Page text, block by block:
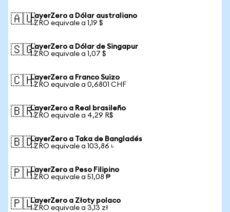
🇦🇺LayerZero a Dólar australiano
1 ZRO equivale a 1,19 $
🇸🇬LayerZero a Dólar de Singapur
1 ZRO equivale a 1,07 $
🇨🇭LayerZero a Franco Suizo
1 ZRO equivale a 0,6801 CHF
🇧🇷LayerZero a Real brasileño
1 ZRO equivale a 4,29 R$
🇧🇩LayerZero a Taka de Bangladés
1 ZRO equivale a 103,86 ৳
🇵🇭LayerZero a Peso Filipino
1 ZRO equivale a 51,08 ₱
🇵🇱LayerZero a Złoty polaco
1 ZRO equivale a 3,13 zł